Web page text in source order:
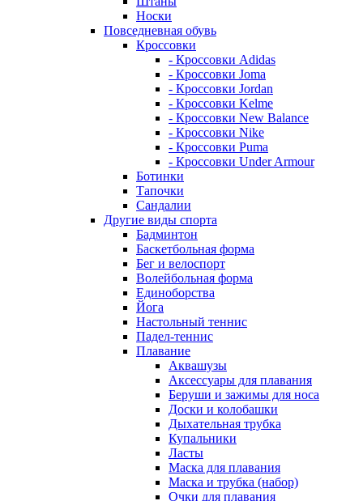
Носки
Повседневная обувь
Кроссовки
- Кроссовки Adidas
- Кроссовки Joma
- Кроссовки Jordan
- Кроссовки Kelme
- Кроссовки New Balance
- Кроссовки Nike
- Кроссовки Puma
- Кроссовки Under Armour
Ботинки
Тапочки
Сандалии
Другие виды спорта
Бадминтон
Баскетбольная форма
Бег и велоспорт
Волейбольная форма
Единоборства
Йога
Настольный теннис
Падел-теннис
Плавание
Аквашузы
Аксессуары для плавания
Беруши и зажимы для носа
Доски и колобашки
Дыхательная трубка
Купальники
Ласты
Маска для плавания
Маска и трубка (набор)
Очки для плавания